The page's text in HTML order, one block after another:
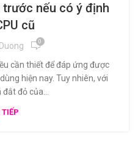
nếu có ý định
cũ
0
cần thiết để đáp ứng được
hiện nay. Tuy nhiên, với
đỏ của...